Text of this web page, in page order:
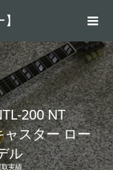
200 NT
スター ロー
ル
取実績